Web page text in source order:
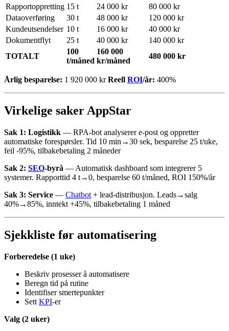
Rapportoppretting 15 t 24 000 kr
80 000 kr
Dataoverføring
30 t 48 000 kr
120 000 kr
Kundeutsendelser 10 t 16 000 kr
40 000 kr
Dokumentflyt
25 t 40 000 kr
140 000 kr
TOTALT
100
t/måned
160 000
kr/måned
480 000 kr
Årlig besparelse: 1 920 000 krReell ROI/år: 400%
Virkelige saker AppStar
Sak 1: Logistikk — RPA-bot analyserer e-post og oppretter
automatiske forespørsler. Tid 10 min→30 sek, besparelse 25 t/uke,
feil -95%, tilbakebetaling 2 måneder
Sak 2: SEO-byrå — Automatisk dashboard som integrerer 5
systemer. Rapporttid 4 t→0, besparelse 60 t/måned, ROI 150%/år
Sak 3: Service — Chatbot + lead-distribusjon. Leads→salg
40%→85%, inntekt +45%, tilbakebetaling 1 måned
Sjekkliste før automatisering
Forberedelse (1 uke)
Beskriv prosesser å automatisere
Beregn tid på rutine
Identifiser smertepunkter
Sett KPI-er
Valg (2 uker)